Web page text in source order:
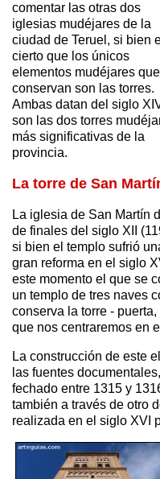
comentar las otras dos
iglesias mudéjares de la
ciudad de Teruel, si bien
cierto que los únicos
elementos mudéjares que
conservan son las torres.
Ambas datan del siglo
son las dos torres
más significativas de la
provincia.
La torre de San
La iglesia de San Martín
de finales del siglo XII
si bien el templo sufrió
gran reforma en el siglo
este momento el que se
un templo de tres naves
conserva la torre -
que nos centraremos en
La construcción de este
las fuentes
fechado entre 1315 y
también a través de otro
realizada en el siglo XVI